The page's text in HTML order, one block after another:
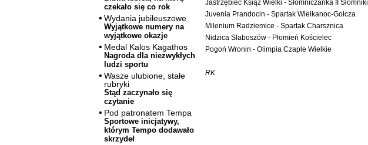
czekało się co rok
Wydania jubileuszowe
Wyjątkowe numery na
wyjątkowe okazje
Medal Kalos Kagathos
Nagroda dla niezwykłych
ludzi sportu
Wasze ulubione, stałe
rubryki
Stąd zaczynało się
czytanie
Pod patronatem Tempa
Sportowe inicjatywy,
którym Tempo dodawało
skrzydeł
Jastrzębiec Książ Wielki - Słomniczanka II Słomniki
Juvenia Prandocin - Spartak Wielkanoc-Gołcza
Milenium Radziemice - Spartak Charsznica
Nidzica Słaboszów - Płomień Kościelec
Pogoń Wronin - Olimpia Czaple Wielkie
RK